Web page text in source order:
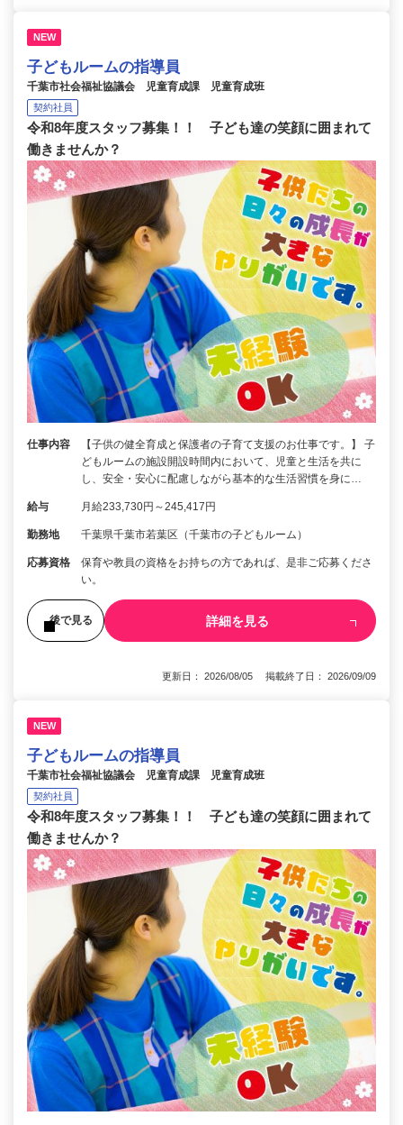
NEW
子どもルームの指導員
千葉市社会福祉協議会 児童育成課 児童育成班
契約社員
令和8年度スタッフ募集！！ 子ども達の笑顔に囲まれて
働きませんか？
仕事内容
【子供の健全育成と保護者の子育て支援のお仕事です。】 子
どもルームの施設開設時間内において、児童と生活を共に
し、安全・安心に配慮しながら基本的な生活習慣を身に…
給与 月給233,730円～245,417円
勤務地 千葉県千葉市若葉区（千葉市の子どもルーム）
応募資格
保育や教員の資格をお持ちの方であれば、是非ご応募くださ
い。
後で見る 詳細を見る
更新日： 2026/08/05 掲載終了日： 2026/09/09
NEW
子どもルームの指導員
千葉市社会福祉協議会 児童育成課 児童育成班
契約社員
令和8年度スタッフ募集！！ 子ども達の笑顔に囲まれて
働きませんか？